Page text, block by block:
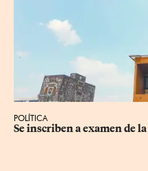
POLÍTICA
Se inscriben a examen de